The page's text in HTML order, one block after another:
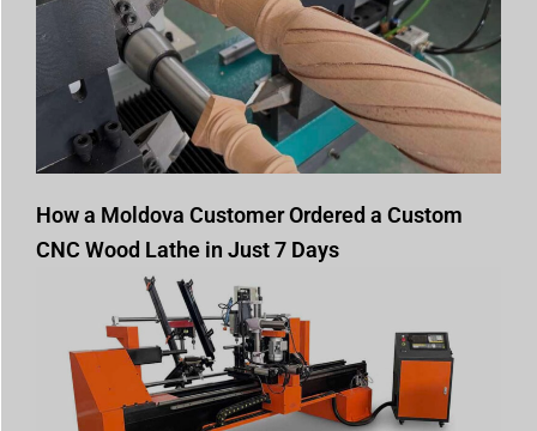
How a Moldova Customer Ordered a Custom
CNC Wood Lathe in Just 7 Days